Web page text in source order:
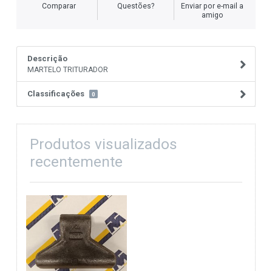
Comparar Questões?
Enviar por e-mail a
amigo
Descrição
MARTELO TRITURADOR
Classificações 0
Produtos visualizados
recentemente